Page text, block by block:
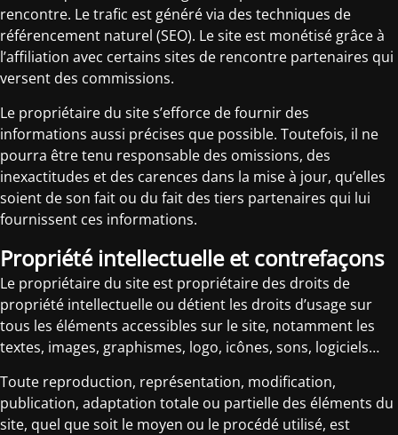
rencontre. Le trafic est généré via des techniques de
référencement naturel (SEO). Le site est monétisé grâce à
l’affiliation avec certains sites de rencontre partenaires qui
versent des commissions.
Le propriétaire du site s’efforce de fournir des
informations aussi précises que possible. Toutefois, il ne
pourra être tenu responsable des omissions, des
inexactitudes et des carences dans la mise à jour, qu’elles
soient de son fait ou du fait des tiers partenaires qui lui
fournissent ces informations.
Propriété intellectuelle et contrefaçons
Le propriétaire du site est propriétaire des droits de
propriété intellectuelle ou détient les droits d’usage sur
tous les éléments accessibles sur le site, notamment les
textes, images, graphismes, logo, icônes, sons, logiciels…
Toute reproduction, représentation, modification,
publication, adaptation totale ou partielle des éléments du
site, quel que soit le moyen ou le procédé utilisé, est